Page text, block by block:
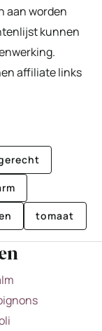
aan worden
kunnen
affiliate links
tomaat